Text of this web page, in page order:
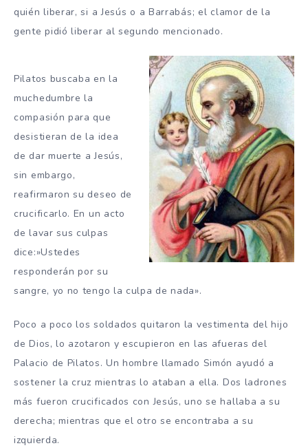
quién liberar, si a Jesús o a Barrabás; el clamor de la
gente pidió liberar al segundo mencionado.
Pilatos buscaba en la
muchedumbre la
compasión para que
desistieran de la idea
de dar muerte a Jesús,
sin embargo,
reafirmaron su deseo de
crucificarlo. En un acto
de lavar sus culpas
dice:»Ustedes
responderán por su
sangre, yo no tengo la culpa de nada».
Poco a poco los soldados quitaron la vestimenta del hijo
de Dios, lo azotaron y escupieron en las afueras del
Palacio de Pilatos. Un hombre llamado Simón ayudó a
sostener la cruz mientras lo ataban a ella. Dos ladrones
más fueron crucificados con Jesús, uno se hallaba a su
derecha; mientras que el otro se encontraba a su
izquierda.